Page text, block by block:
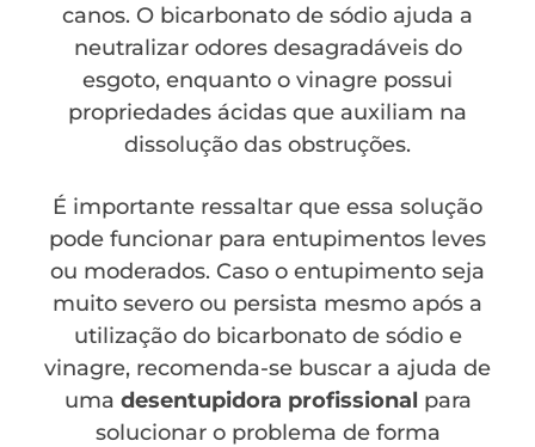
canos. O bicarbonato de sódio ajuda a
neutralizar odores desagradáveis do
esgoto, enquanto o vinagre possui
propriedades ácidas que auxiliam na
dissolução das obstruções.
É importante ressaltar que essa solução
pode funcionar para entupimentos leves
ou moderados. Caso o entupimento seja
muito severo ou persista mesmo após a
utilização do bicarbonato de sódio e
vinagre, recomenda-se buscar a ajuda de
uma desentupidora profissional para
solucionar o problema de forma